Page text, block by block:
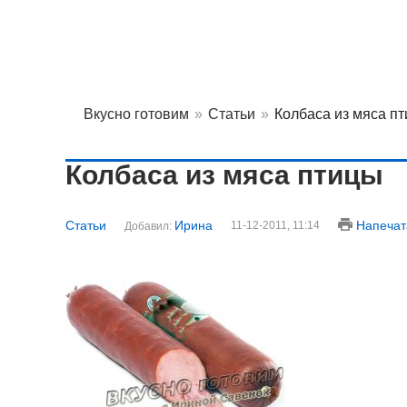
Вкусно готовим » Статьи » Колбаса из мяса
Колбаса из мяса птицы
Статьи Добавил: Ирина 11-12-2011, 11:14